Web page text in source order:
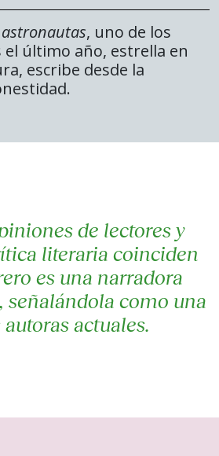
astronautas, uno de los
el último año, estrella en
escribe desde la
de lectores y
literaria coinciden
es una narradora
señalándola como una
actuales.